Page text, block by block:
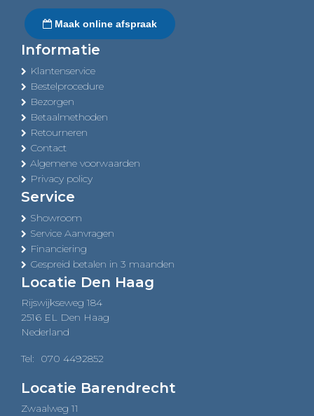
Maak online afspraak
Informatie
Klantenservice
Bestelprocedure
Bezorgen
Betaalmethoden
Retourneren
Contact
Algemene voorwaarden
Privacy policy
Service
Showroom
Service Aanvragen
Financiering
Gespreid betalen in 3 maanden
Locatie Den Haag
Rijswijkseweg 184
2516 EL Den Haag
Nederland
Tel: 070 4492852
Locatie Barendrecht
Zwaalweg 11